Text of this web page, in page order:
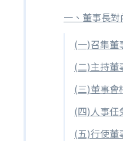
一、董事長
(一)召集董
(二)主持董
(三)董事會
(四)人事任
(五)行使董